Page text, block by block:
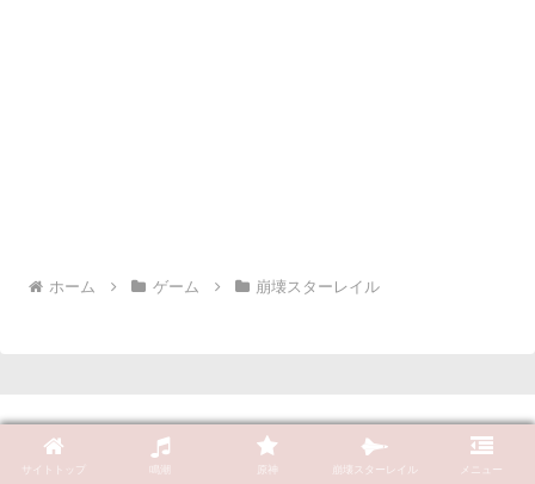
ホーム ゲーム 崩壊スターレイル
サイトトップ 原神 崩壊スターレイル メニュー